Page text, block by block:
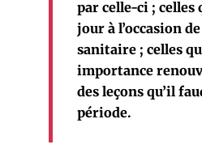
par celle-ci ; celles
jour à l’occasion
sanitaire ; celles
importance
des leçons qu’il
période.